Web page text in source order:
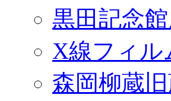
黒田記念
X線フィル
森岡柳蔵